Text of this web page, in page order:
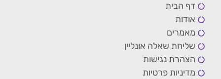
דף הבית
אודות
מאמרים
שליחת שאלה אונליין
הצהרת נגישות
מדיניות פרטיות